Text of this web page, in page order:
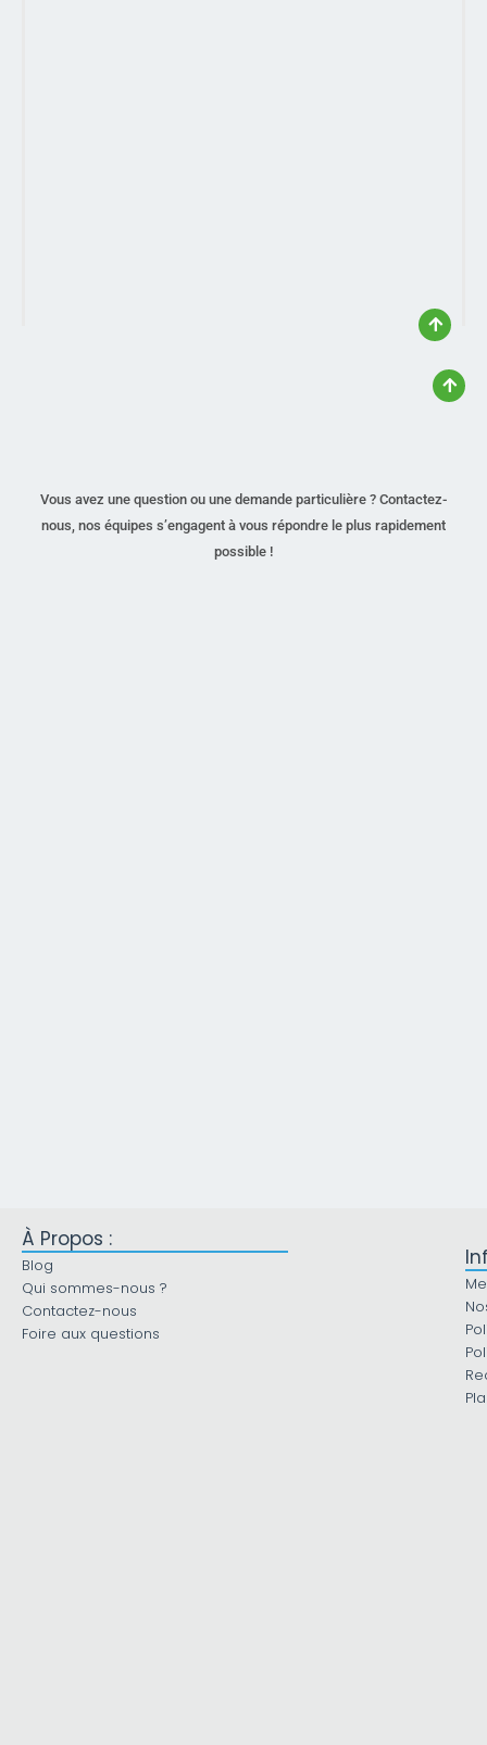
Vous avez une question ou une demande particulière ? Contactez-
nous, nos équipes s’engagent à vous répondre le plus rapidement
possible !
À Propos :
Blog
Qui sommes-nous ?
Contactez-nous
Foire aux questions